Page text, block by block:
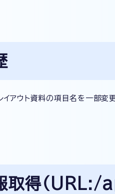
ウト資料の項目名を一部変更
取得（